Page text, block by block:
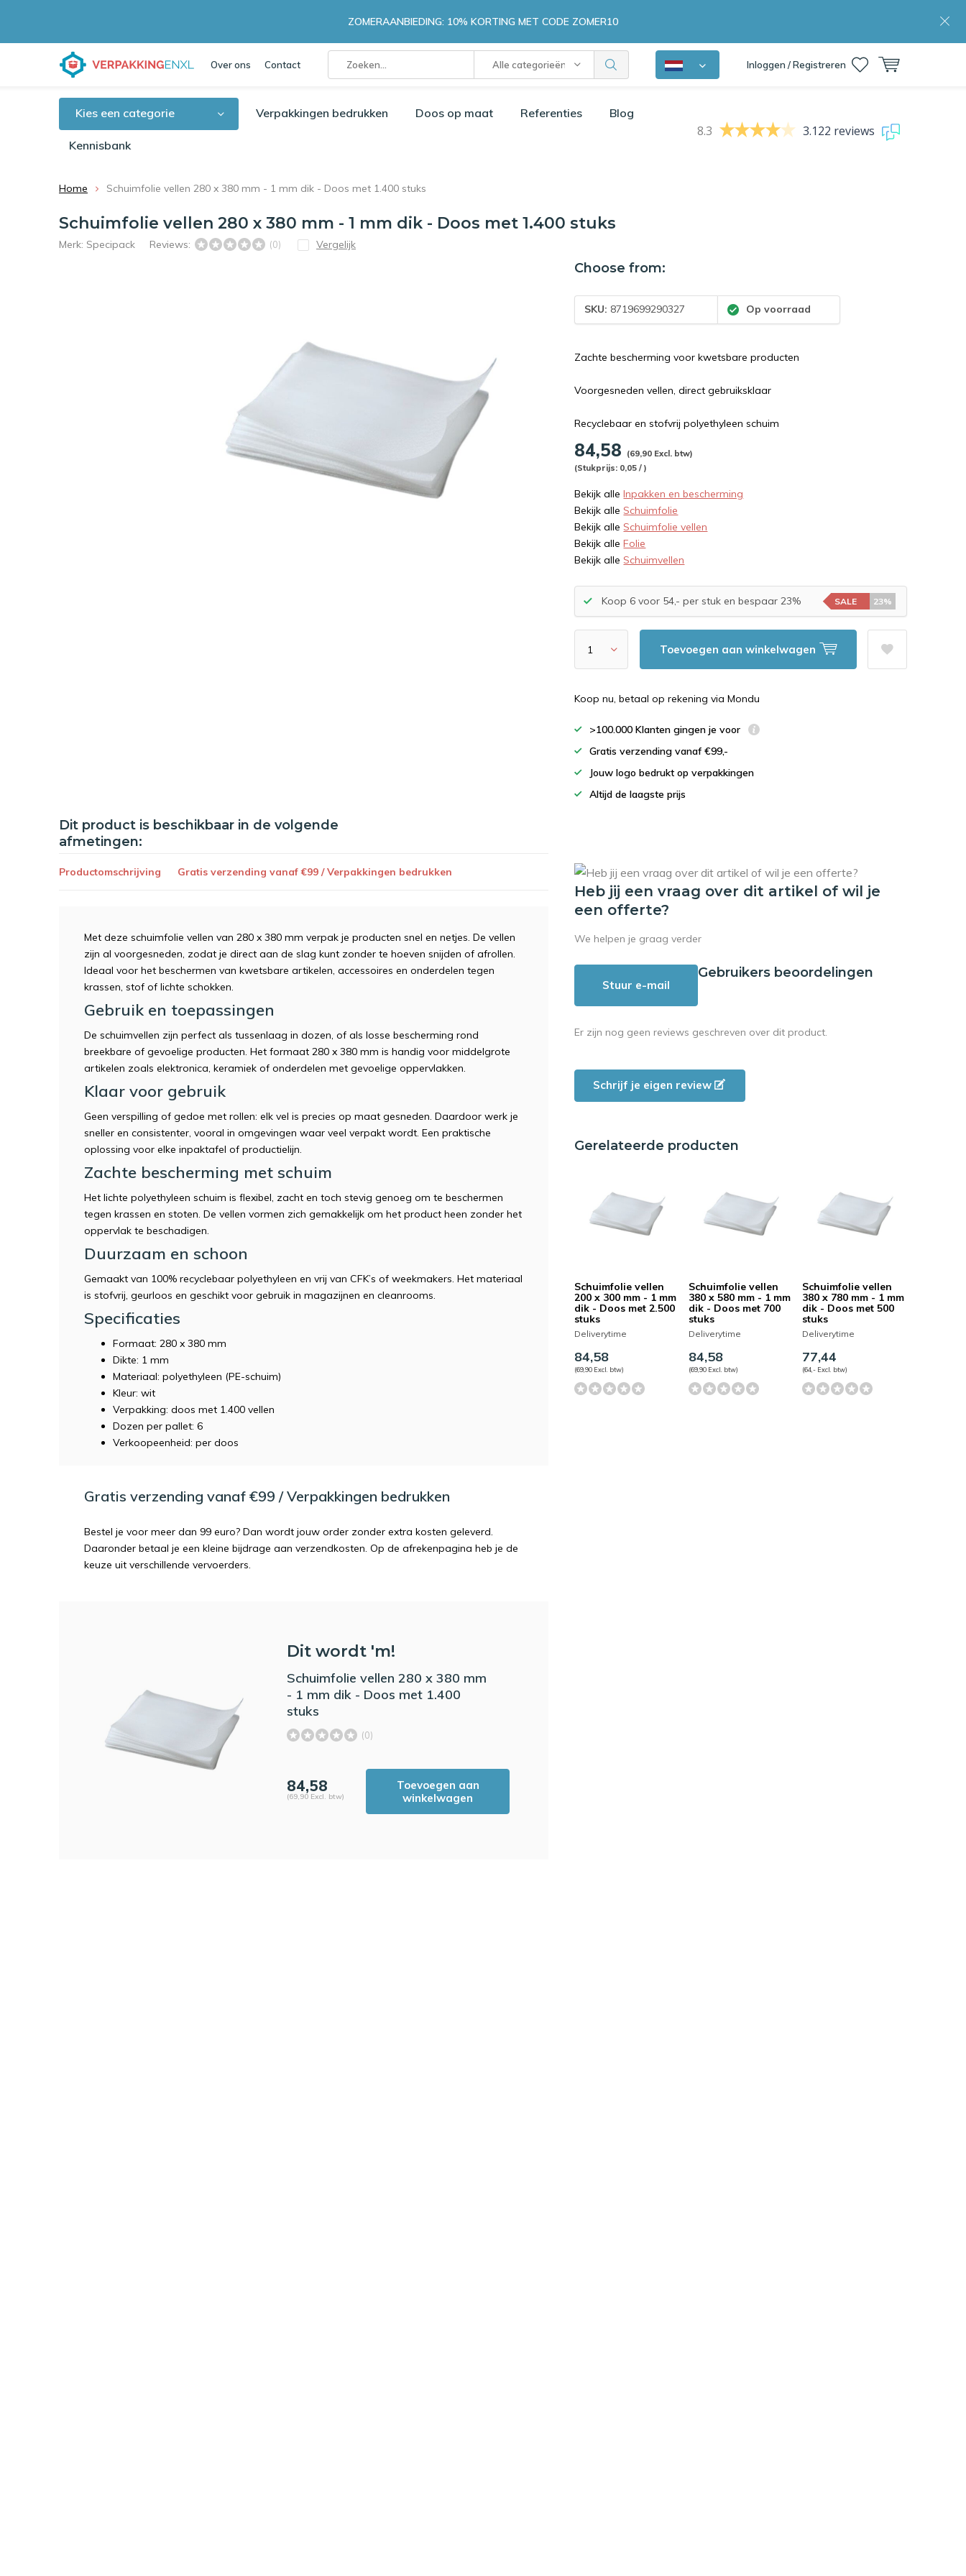
Over ons Contact Alle categorieën Inloggen / Registreren
ZOMERAANBIEDING: 10% KORTING MET CODE ZOMER10
Kies een categorie Verpakkingen bedrukken Doos op maat Referenties Blog
Kennisbank
8.3 3.122 reviews
Home Schuimfolie vellen 280 x 380 mm - 1 mm dik - Doos met 1.400 stuks
Schuimfolie vellen 280 x 380 mm - 1 mm dik - Doos met 1.400 stuks
Merk: Specipack Reviews: (0) Vergelijk
Choose from:
SKU: 8719699290327 Op voorraad
Zachte bescherming voor kwetsbare producten
Voorgesneden vellen, direct gebruiksklaar
Recyclebaar en stofvrij polyethyleen schuim
84,58
(69,90 Excl. btw)
(Stukprijs: 0,05 / )
Bekijk alleInpakken en bescherming
Bekijk alleSchuimfolie
Bekijk alleSchuimfolie vellen
Bekijk alleFolie
Bekijk alleSchuimvellen
Koop 6 voor 54,- per stuk en bespaar 23% SALE 23%
Toevoegen aan winkelwagen
Koop nu, betaal op rekening via Mondu
>100.000 Klanten gingen je voor
Gratis verzending vanaf €99,-
Jouw logo bedrukt op verpakkingen
Altijd de laagste prijs
Dit product is beschikbaar in de volgende
afmetingen:
Productomschrijving Gratis verzending vanaf €99 / Verpakkingen bedrukken
Met deze schuimfolie vellen van 280 x 380 mm verpak je producten snel en netjes. De vellen
zijn al voorgesneden, zodat je direct aan de slag kunt zonder te hoeven snijden of afrollen.
Ideaal voor het beschermen van kwetsbare artikelen, accessoires en onderdelen tegen
krassen, stof of lichte schokken.
Gebruik en toepassingen
De schuimvellen zijn perfect als tussenlaag in dozen, of als losse bescherming rond
breekbare of gevoelige producten. Het formaat 280 x 380 mm is handig voor middelgrote
artikelen zoals elektronica, keramiek of onderdelen met gevoelige oppervlakken.
Klaar voor gebruik
Geen verspilling of gedoe met rollen: elk vel is precies op maat gesneden. Daardoor werk je
sneller en consistenter, vooral in omgevingen waar veel verpakt wordt. Een praktische
oplossing voor elke inpaktafel of productielijn.
Zachte bescherming met schuim
Het lichte polyethyleen schuim is flexibel, zacht en toch stevig genoeg om te beschermen
tegen krassen en stoten. De vellen vormen zich gemakkelijk om het product heen zonder het
oppervlak te beschadigen.
Duurzaam en schoon
Gemaakt van 100% recyclebaar polyethyleen en vrij van CFK’s of weekmakers. Het materiaal
is stofvrij, geurloos en geschikt voor gebruik in magazijnen en cleanrooms.
Specificaties
Formaat: 280 x 380 mm
Dikte: 1 mm
Materiaal: polyethyleen (PE-schuim)
Kleur: wit
Verpakking: doos met 1.400 vellen
Dozen per pallet: 6
Verkoopeenheid: per doos
Gratis verzending vanaf €99 / Verpakkingen bedrukken
Bestel je voor meer dan 99 euro? Dan wordt jouw order zonder extra kosten geleverd.
Daaronder betaal je een kleine bijdrage aan verzendkosten. Op de afrekenpagina heb je de
keuze uit verschillende vervoerders.
Dit wordt 'm!
Schuimfolie vellen 280 x 380 mm
- 1 mm dik - Doos met 1.400
stuks
(0)
84,58
(69,90 Excl. btw)
Toevoegen aan
winkelwagen
Heb jij een vraag over dit artikel of wil je
een offerte?
We helpen je graag verder
Stuur e-mail
Gebruikers beoordelingen
Er zijn nog geen reviews geschreven over dit product.
Schrijf je eigen review
Gerelateerde producten
Schuimfolie vellen
200 x 300 mm - 1 mm
dik - Doos met 2.500
stuks
Deliverytime
84,58
(69,90 Excl. btw)
Schuimfolie vellen
380 x 580 mm - 1 mm
dik - Doos met 700
stuks
Deliverytime
84,58
(69,90 Excl. btw)
Schuimfolie vellen
380 x 780 mm - 1 mm
dik - Doos met 500
stuks
Deliverytime
77,44
(64,- Excl. btw)